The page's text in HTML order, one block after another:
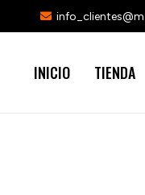
INICIO TIENDA